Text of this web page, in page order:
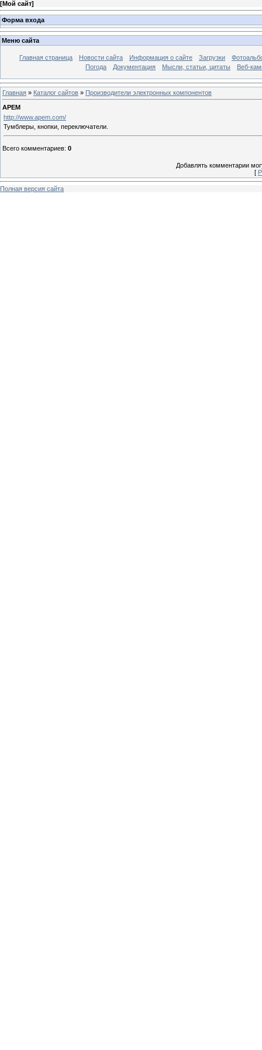
[Мой сайт]
Форма входа
Меню сайта
Главная страница Новости сайта Информация о сайте Загрузки
Погода
Документация Мысли, статьи, цитаты Веб-
Главная » Каталог сайтов » Производители электронных компонентов
APEM
http://www.apem.com/
Тумблеры, кнопки, переключатели.
Всего комментариев: 0
Добавлять комментарии
[
Полная версия сайта